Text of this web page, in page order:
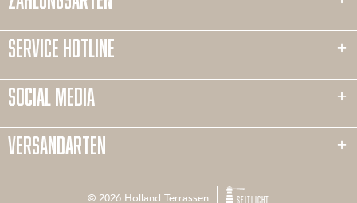
SERVICE HOTLINE
SOCIAL MEDIA
VERSANDARTEN
© 2026 Holland Terrassen SEITLICHT